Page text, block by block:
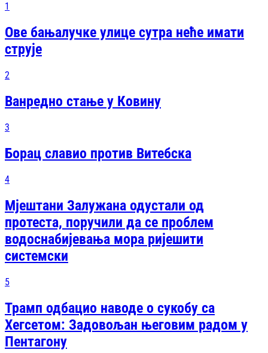
1
Ове бањалучке улице сутра неће имати
струје
2
Ванредно стање у Ковину
3
Борац славио против Витебска
4
Мјештани Залужана одустали од
протеста, поручили да се проблем
водоснабијевања мора ријешити
системски
5
Трамп одбацио наводе о сукобу са
Хегсетом: Задовољан његовим радом у
Пентагону